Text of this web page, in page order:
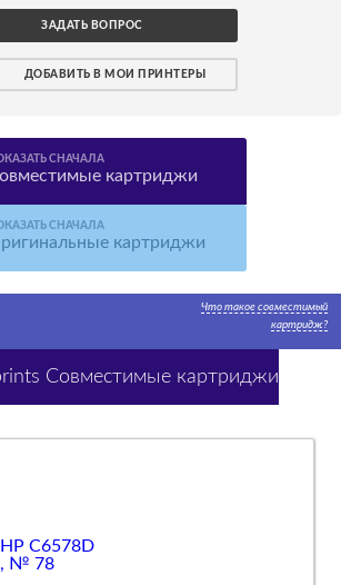
ЗАДАТЬ ВОПРОС
ДОБАВИТЬ В МОИ ПРИНТЕРЫ
СНАЧАЛА
картриджи
СНАЧАЛА
картриджи
Что такое совместимый
картридж?
Совместимые картриджи